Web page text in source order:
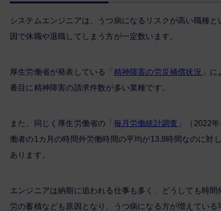
システムエンジニアは、うつ病になるリスクが高い職種
因で休職や退職してしまう方が一定数います。
厚生労働省が発表している「 精神障害の労災補償状況 」
番目に精神障害の請求件数が多い業種です。
また、同じく厚生労働省の「 毎月労働統計調査 」（2022
働者の1カ月の時間外労働時間の平均が13.8時間なのに対
あります。
エンジニアは納期に追われる仕事も多く、どうしても時
労の蓄積なども原因となり、うつ病になる方が増えてい